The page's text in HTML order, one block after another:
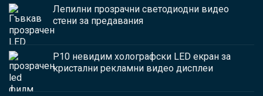
Лепилни прозрачни светодиодни видео
стени за предавания
P10 невидим холографски LED екран за
кристални рекламни видео дисплеи